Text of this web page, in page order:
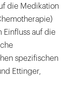
die Medikation
Einfluss auf die
spezifischen
Ettinger,